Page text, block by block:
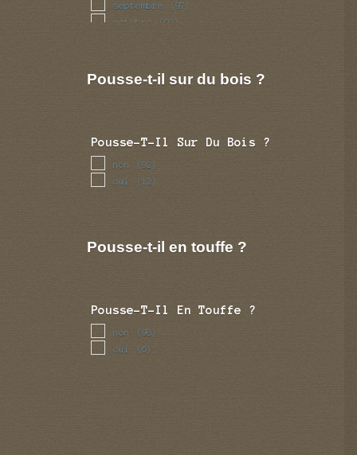
septembre (97)
octobre (92)
Pousse-t-il sur du bois ?
Pousse-T-Il Sur Du Bois ?
non (92)
oui (12)
Pousse-t-il en touffe ?
Pousse-T-Il En Touffe ?
non (98)
oui (6)